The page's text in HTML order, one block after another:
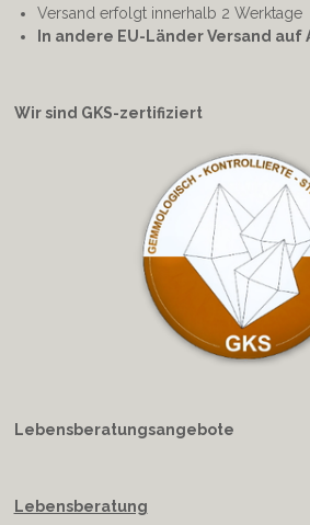
Versand erfolgt innerhalb 2 Werktage
In andere EU-Länder Versand auf
Wir sind GKS-zertifiziert
Lebensberatungsangebote
Lebensberatung